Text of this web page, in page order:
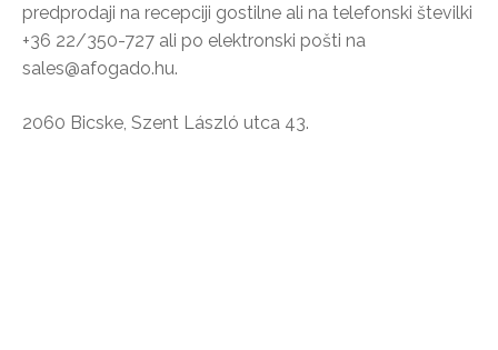
predprodaji na recepciji gostilne ali na telefonski številki
+36 22/350-727 ali po elektronski pošti na
sales@afogado.hu.
2060 Bicske, Szent László utca 43.